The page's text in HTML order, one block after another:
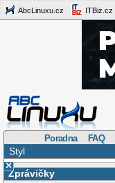
AbcLinuxu.cz ITBiz.cz
Poradna FAQ
Styl
×
Zprávičky